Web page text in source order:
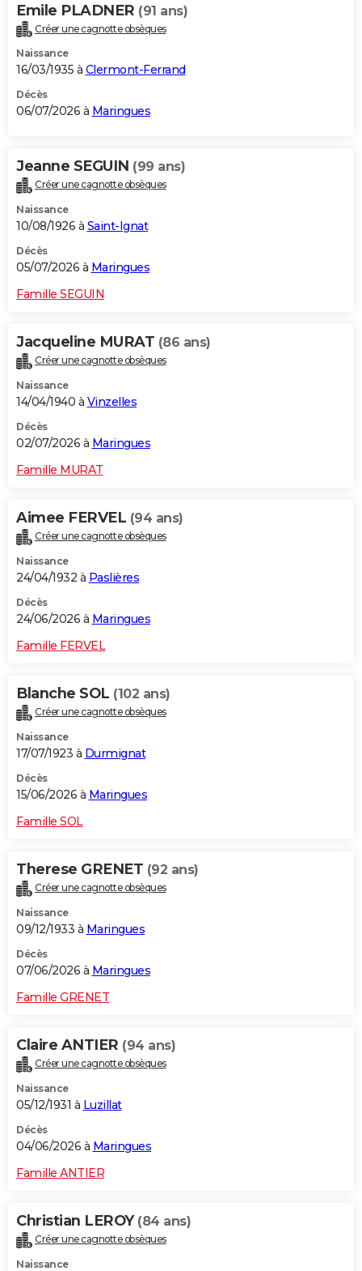
Emile PLADNER (91 ans)
Créer une cagnotte obsèques
Naissance
16/03/1935 à Clermont-Ferrand
Décès
06/07/2026 à Maringues
Jeanne SEGUIN (99 ans)
Créer une cagnotte obsèques
Naissance
10/08/1926 à Saint-Ignat
Décès
05/07/2026 à Maringues
Famille SEGUIN
Jacqueline MURAT (86 ans)
Créer une cagnotte obsèques
Naissance
14/04/1940 à Vinzelles
Décès
02/07/2026 à Maringues
Famille MURAT
Aimee FERVEL (94 ans)
Créer une cagnotte obsèques
Naissance
24/04/1932 à Paslières
Décès
24/06/2026 à Maringues
Famille FERVEL
Blanche SOL (102 ans)
Créer une cagnotte obsèques
Naissance
17/07/1923 à Durmignat
Décès
15/06/2026 à Maringues
Famille SOL
Therese GRENET (92 ans)
Créer une cagnotte obsèques
Naissance
09/12/1933 à Maringues
Décès
07/06/2026 à Maringues
Famille GRENET
Claire ANTIER (94 ans)
Créer une cagnotte obsèques
Naissance
05/12/1931 à Luzillat
Décès
04/06/2026 à Maringues
Famille ANTIER
Christian LEROY (84 ans)
Créer une cagnotte obsèques
Naissance